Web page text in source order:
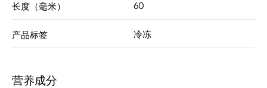
长度（毫米） 60
产品标签 冷冻
营养成分